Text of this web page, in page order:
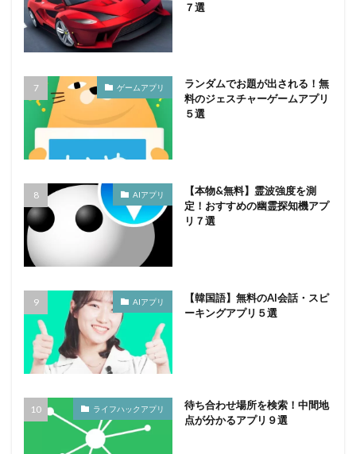
７選
ゲームアプリ
ランダムでお題が出される！無
料のジェスチャーゲームアプリ
５選
AIアプリ
【本物&無料】霊波強度を測
定！おすすめの幽霊探知機アプ
リ７選
AIアプリ
【韓国語】無料のAI会話・スピ
ーキングアプリ５選
ライフハックアプリ
待ち合わせ場所を検索！中間地
点が分かるアプリ９選